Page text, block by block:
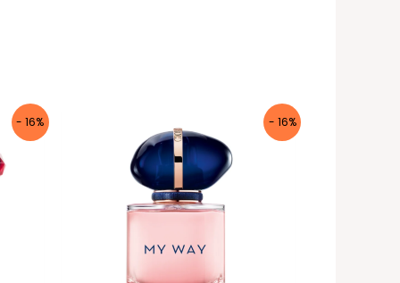
- 16% - 16%